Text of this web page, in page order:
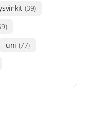
(39)
uni (77)